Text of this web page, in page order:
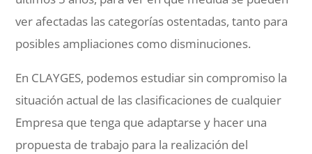
ver afectadas las categorías ostentadas, tanto para
posibles ampliaciones como disminuciones.
En CLAYGES, podemos estudiar sin compromiso la
situación actual de las clasificaciones de cualquier
Empresa que tenga que adaptarse y hacer una
propuesta de trabajo para la realización del